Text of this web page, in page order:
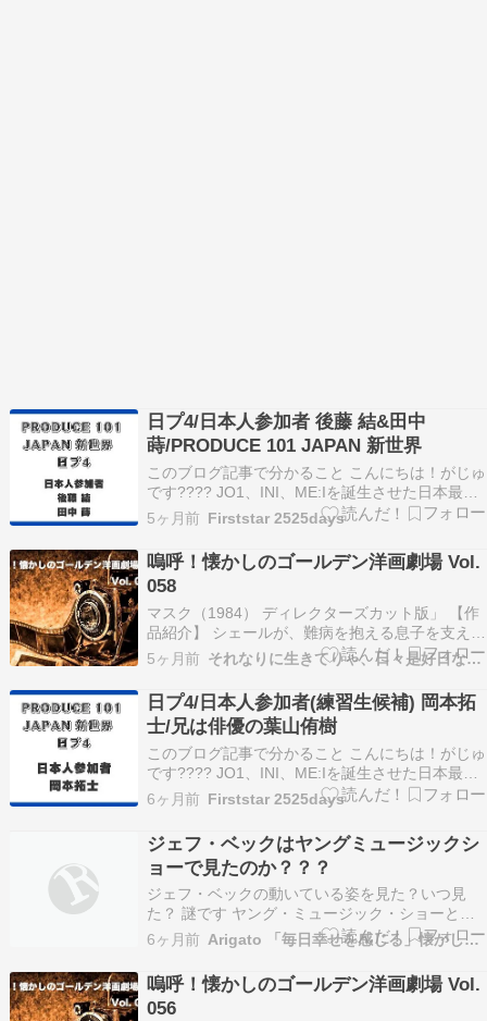
日プ4/日本人参加者 後藤 結&田中
蒔/PRODUCE 101 JAPAN 新世界
このブログ記事で分かること こんにちは！がじゅ
です???? JO1、INI、ME:Iを誕生させた日本最大
級のサバイバルオーディション番組「PRODUCE
101 JAPAN/プロデュース 101 」の第4弾！！
「PRODUCE 101 JAPAN 新世界」日プ4を詳しく
解説！ …
5ヶ月前 Firststar 2525days
嗚呼！懐かしのゴールデン洋画劇場 Vol.
058
マスク（1984） ディレクターズカット版」 【作
品紹介】 シェールが、難病を抱える息子を支え続
ける母親役を演じ、カンヌ国際映画祭で女優賞を
受賞した感動のヒューマンドラマ。実在の人物を
モデルにした物語で、病に侵されながらも前向き
に生きようとする少年ロッキーと、自由奔放なが
ら深い…
5ヶ月前 それなりに生きてりゃ、日々是好日なり！
日プ4/日本人参加者(練習生候補) 岡本拓
士/兄は俳優の葉山侑樹
このブログ記事で分かること こんにちは！がじゅ
です???? JO1、INI、ME:Iを誕生させた日本最大
級のサバイバルオーディション番組「PRODUCE
101 JAPAN/プロデュース 101 」の第4弾！！
「PRODUCE 101 JAPAN 新世界」日プ4を詳しく
解説！ …
6ヶ月前 Firststar 2525days
ジェフ・ベックはヤングミュージックシ
ョーで見たのか？？？
ジェフ・ベックの動いている姿を見た？いつ見
た？ 謎です ヤング・ミュージック・ショーとジ
ェフ・ベックについて検索すると AIの回答例がで
てきます NHKの『ヤング・ミュージック・ショ
ー』で放送されたベック・ボガート＆アピス
（BBA）の回は、以下の通りです。 放送日: 1973
年…
6ヶ月前 Arigato 「毎日幸せを感じる」懐かしい曲、思い出、終活
嗚呼！懐かしのゴールデン洋画劇場 Vol.
056